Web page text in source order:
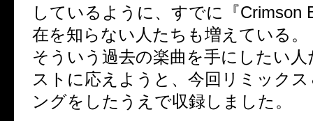
しているように、すでに『Crimson
在を知らない人たちも増えている。
そういう過去の楽曲を手にしたい
ストに応えようと、今回リミック
ングをしたうえで収録しました。